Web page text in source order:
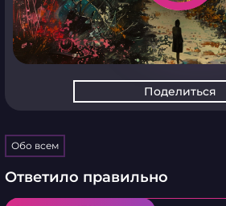
Поделиться
Обо всем
Ответило правильно